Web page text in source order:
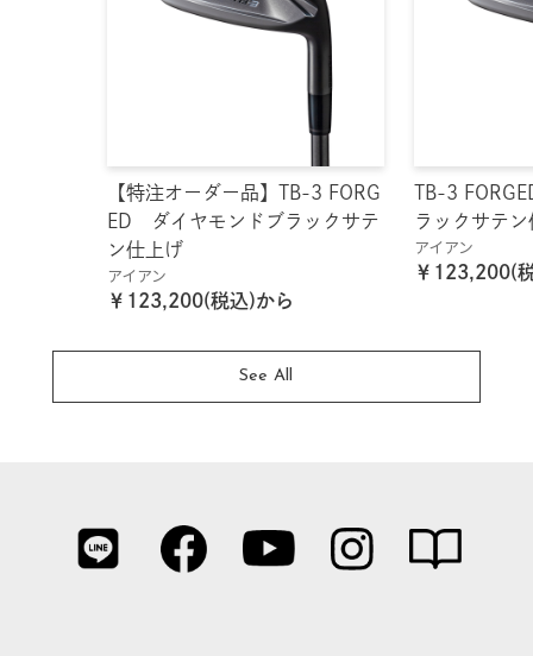
【特注オーダー品】TB-3 FORG
ED ダイヤモンドブラックサテ
ン仕上げ
アイアン
￥123,200(税込)から
TB-3
ラックサテン
アイアン
￥123,200(
See All